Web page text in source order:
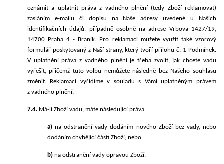
oznámit a uplatnit práva z vadného plnění (tedy Zboží reklamovat)
zasláním e-mailu či dopisu na Naše adresy uvedené u Našich
identifikačních údajů, případně osobně na adrese Vrbova 1427/19,
14700 Praha 4 - Braník. Pro reklamaci můžete využít také vzorový
formulář poskytovaný z Naší strany, kterýtvoří přílohu č. 1 Podmínek.
V uplatnění práva z vadného plnění je třeba zvolit, jak chcete vadu
vyřešit, přičemž tuto volbu nemůžete následně bez Našeho souhlasu
změnit. Reklamaci vyřídíme v souladu s Vámi uplatněným právem
z vadného plnění.
7.4. Má-li Zboží vadu, máte následující práva:
a) na odstranění vady dodáním nového Zboží bez vady, nebo
dodáním chybějící části Zboží; nebo
b) na odstranění vady opravou Zboží,